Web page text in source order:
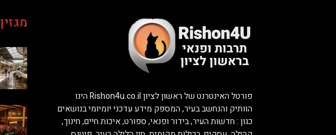
מגזין
פורטל האינטרנט של ראשון לציון Rishon4u.co.il הינו
הוותיק והנחשב בעיר, המספק מידע עדכני יומיומי בנושאים
כגון : חדשות העיר, בידור ופנאי, ספורט, איכות חיים, חינוך,